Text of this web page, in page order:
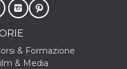
& Formazione
& Media